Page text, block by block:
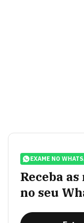
EXAME NO
Receba
no seu